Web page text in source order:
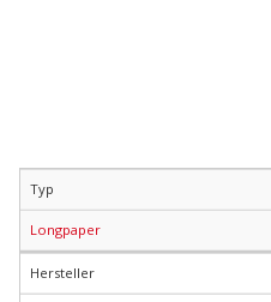
Typ
Longpaper
Hersteller